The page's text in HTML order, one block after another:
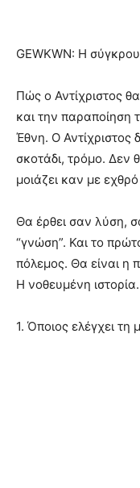
GEWKWN: Η
Πώς ο Αντίχριστος
και την παραποίηση
Έθνη. Ο Αντίχριστος
σκοτάδι, τρόμο. Δεν
μοιάζει καν με εχθρό
Θα έρθει σαν λύση,
“γνώση”. Και το
πόλεμος. Θα είναι
Η νοθευμένη
1. Όποιος ελέγχει τη